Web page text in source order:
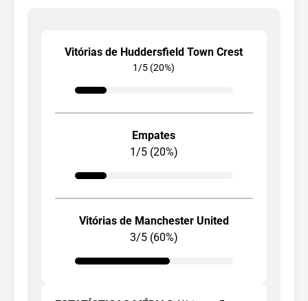
Vitórias de Huddersfield Town Crest
1/5 (20%)
Empates
1/5 (20%)
Vitórias de Manchester United
3/5 (60%)